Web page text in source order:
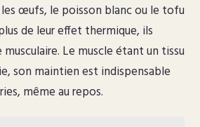
œufs, le poisson blanc ou le tofu
de leur effet thermique, ils
Le muscle étant un tissu
son maintien est indispensable
même au repos.